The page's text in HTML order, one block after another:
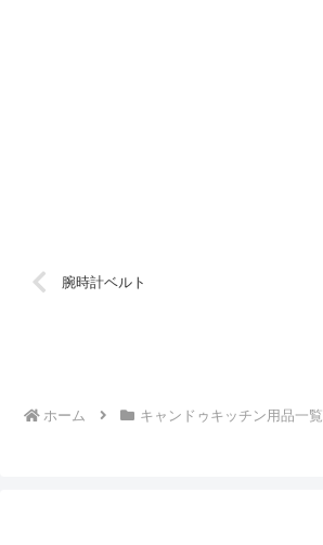
腕時計ベルト
ホーム キャンドゥキッチン用品一覧